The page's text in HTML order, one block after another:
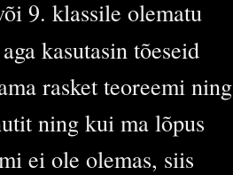
9. klassile olematu
kasutasin tõeseid
rasket teoreemi ning
ning kui ma lõpus
ei ole olemas, siis